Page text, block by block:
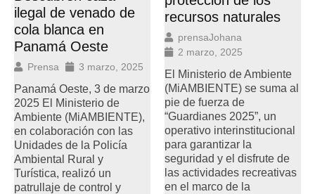
ilegal de venado de
cola blanca en
Panamá Oeste
Prensa 3 marzo, 2025
Panamá Oeste, 3 de marzo
2025 El Ministerio de
Ambiente (MiAMBIENTE),
en colaboración con las
Unidades de la Policía
Ambiental Rural y
Turística, realizó un
patrullaje de control y
recursos naturales
prensaJohana
2 marzo, 2025
El Ministerio de Ambiente
(MiAMBIENTE) se suma al
pie de fuerza de
“Guardianes 2025”, un
operativo interinstitucional
para garantizar la
seguridad y el disfrute de
las actividades recreativas
en el marco de la